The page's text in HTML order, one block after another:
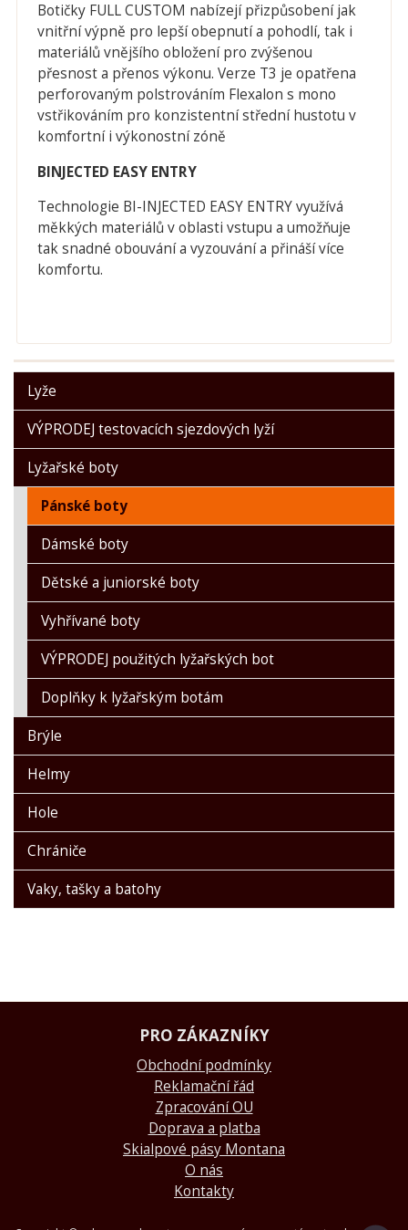
Botičky FULL CUSTOM nabízejí přizpůsobení jak
vnitřní výpně pro lepší obepnutí a pohodlí, tak i
materiálů vnějšího obložení pro zvýšenou
přesnost a přenos výkonu. Verze T3 je opatřena
perforovaným polstrováním Flexalon s mono
vstřikováním pro konzistentní střední hustotu v
komfortní i výkonostní zóně
BINJECTED EASY ENTRY
Technologie BI-INJECTED EASY ENTRY využívá
měkkých materiálů v oblasti vstupu a umožňuje
tak snadné obouvání a vyzouvání a přináší více
komfortu.
Lyže
VÝPRODEJ testovacích sjezdových lyží
Lyžařské boty
Pánské boty
Dámské boty
Dětské a juniorské boty
Vyhřívané boty
VÝPRODEJ použitých lyžařských bot
Doplňky k lyžařským botám
Brýle
Helmy
Hole
Chrániče
Vaky, tašky a batohy
PRO ZÁKAZNÍKY
Obchodní podmínky
Reklamační řád
Zpracování OU
Doprava a platba
Skialpové pásy Montana
O nás
Kontakty